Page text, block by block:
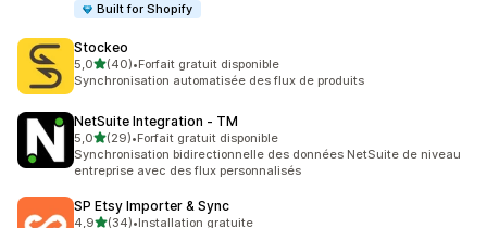
Built for Shopify
Stockeo
5,0étoile(s) sur 5
(40)
40 avis au total
•Forfait gratuit disponible
Synchronisation automatisée des flux de produits
NetSuite Integration ‑ TM
5,0étoile(s) sur 5
(29)
29 avis au total
•Forfait gratuit disponible
Synchronisation bidirectionnelle des données NetSuite de niveau
entreprise avec des flux personnalisés
SP Etsy Importer & Sync
4,9étoile(s) sur 5
(34)•Installation gratuite